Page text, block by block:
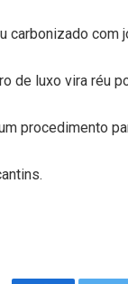
carbonizado com
de luxo vira réu
procedimento